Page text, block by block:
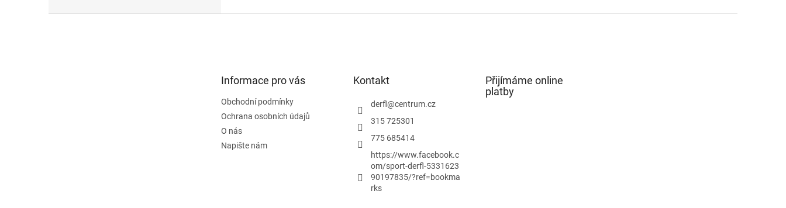
Informace pro vás
Obchodní podmínky
Ochrana osobních údajů
O nás
Napište nám
Kontakt
derfl@centrum.cz
315 725301
775 685414
https://www.facebook.c
om/sport-derfl-5331623
90197835/?ref=bookma
rks
Přijímáme online
platby